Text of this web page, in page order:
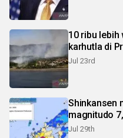
10 ribu lebih
karhutla di
Jul 23rd
Shinkansen
magnitudo
Jul 29th